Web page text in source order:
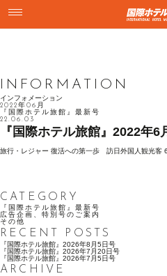
INFORMATION
インフォメーション
2022年06月
『国際ホテル旅館』最新号
22.06.03
『国際ホテル旅館』2022年6
旅行・レジャー 復活への第一歩 訪日外国人観光客
CATEGORY
『国際ホテル旅館』最新号
広告企画、特別号のご案内
その他
RECENT POSTS
『国際ホテル旅館』2026年8月5日号
『国際ホテル旅館』2026年7月20日号
『国際ホテル旅館』2026年7月5日号
ARCHIVE